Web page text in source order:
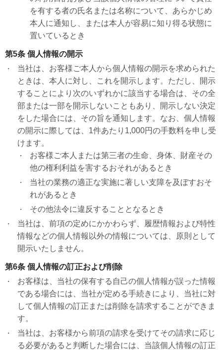
を有する者の氏名または名称について、あらかじめ
本人に通知し、または本人が容易に知り得る状態に
置いているとき
第5条 個人情報の開示
当社は、お客様ご本人から個人情報の開示を求められた
ときは、本人に対し、これを開示します。ただし、開示
することにより次のいずれかに該当する場合は、その全
部または一部を開示しないこともあり、開示しない決定
をした場合には、その旨を通知します。なお、個人情報
の開示に際しては、1件あたり1,000円の手数料を申し受
けます。
お客様ご本人または第三者の生命、身体、財産その
他の権利利益を害するおそれがあるとき
当社の業務の適正な実施に著しい支障を及ぼすおそ
れがあるとき
その他法令に違反することとなるとき
当社は、前項の定めにかかわらず、履歴情報および特性
情報などの個人情報以外の情報については、原則として
開示いたしません。
第6条 個人情報の訂正および削除
お客様は、当社の保有する自己の個人情報が誤った情報
である場合には、当社が定める手続きにより、当社に対
して個人情報の訂正または削除を請求することができま
す。
当社は、お客様から前項の請求を受けてその請求に応じ
る必要があると判断した場合には、当該個人情報の訂正